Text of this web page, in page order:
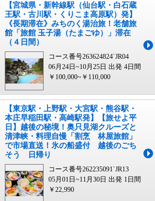
【宮城県・新幹線駅（仙台駅・白石蔵
王駅・古川駅・くりこま高原駅）発】
《長期滞在》みちのく湯治旅！老舗旅
館「旅館 玉子湯（たまごゆ）」滞在
（４日間）
コース番号263624824`JR04
06月24日~10月25日 出発 4日間
￥100,000~￥110,000
【東京駅・上野駅・大宮駅・熊谷駅・
本庄早稲田駅・高崎駅発】【旅せよ平
日】越後の秘境！奥只見湖クルーズと
清津峡・料理自慢「割烹 林屋旅館」
で市場直送！氷の船盛付 越後のごち
そう 日帰り
コース番号262235091`JR13
05月01日~11月30日 出発 1日間
￥22,990